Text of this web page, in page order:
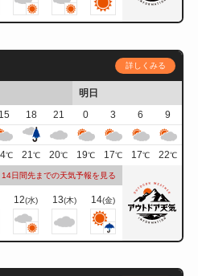
詳しくみる
明日
15 18 21 0 3 6
9
℃ 21℃ 20℃ 19℃ 17℃ 17℃ 22℃
14日間先までの天気予報を見る
12(水) 13(木) 14(金)